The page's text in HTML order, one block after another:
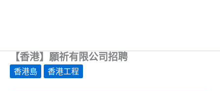
【香港】願祈有限公司招聘
香港島 香港工程